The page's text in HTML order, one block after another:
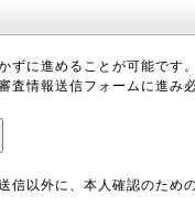
ずに進めることが可能です。
査情報送信フォームに進み
以外に、本人確認のため